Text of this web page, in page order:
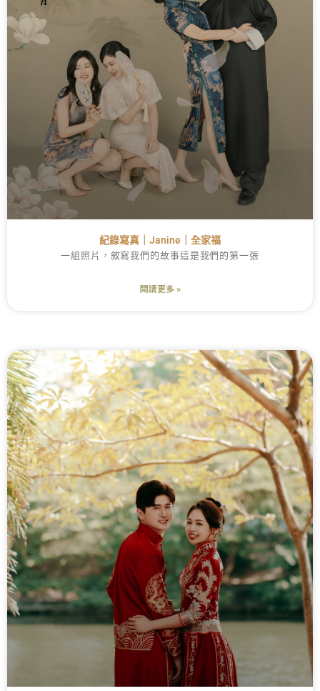
紀錄寫真｜Janine｜全家福
一組照片，敘寫我們的故事這是我們的第一張
閱讀更多 »